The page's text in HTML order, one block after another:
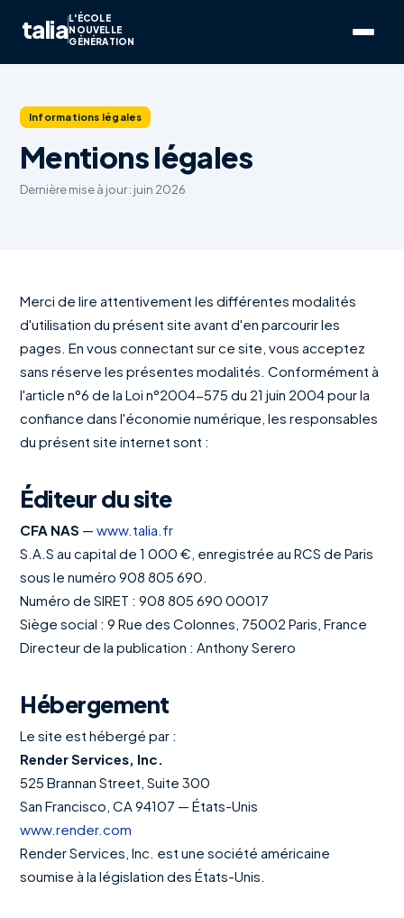
taliaL'ÉCOLE
NOUVELLE
GÉNÉRATION
Informations légales
Mentions légales
Dernière mise à jour : juin 2026
Merci de lire attentivement les différentes modalités
d'utilisation du présent site avant d'en parcourir les
pages. En vous connectant sur ce site, vous acceptez
sans réserve les présentes modalités. Conformément à
l'article n°6 de la Loi n°2004-575 du 21 juin 2004 pour la
confiance dans l'économie numérique, les responsables
du présent site internet sont :
Éditeur du site
CFA NAS — www.talia.fr
S.A.S au capital de 1 000 €, enregistrée au RCS de Paris
sous le numéro 908 805 690.
Numéro de SIRET : 908 805 690 00017
Siège social : 9 Rue des Colonnes, 75002 Paris, France
Directeur de la publication : Anthony Serero
Hébergement
Le site est hébergé par :
Render Services, Inc.
525 Brannan Street, Suite 300
San Francisco, CA 94107 — États-Unis
www.render.com
Render Services, Inc. est une société américaine
soumise à la législation des États-Unis.